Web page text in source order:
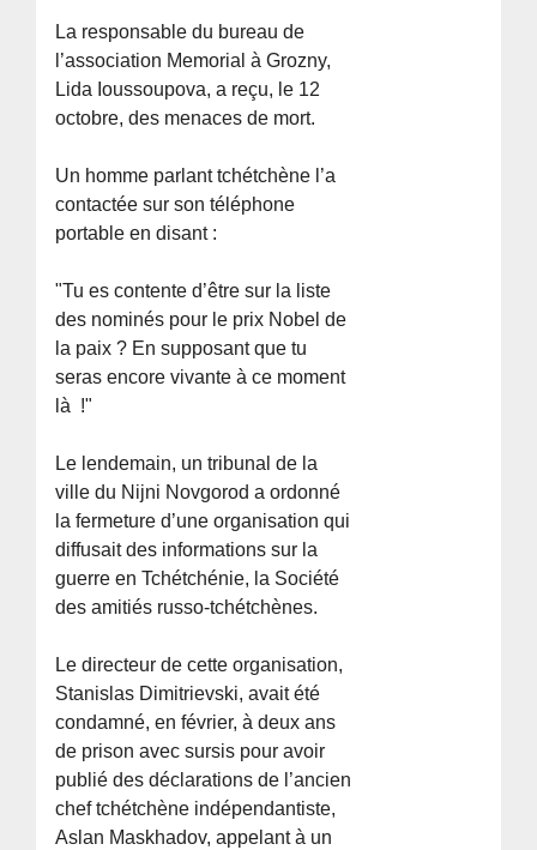
La responsable du bureau de
l’association Memorial à Grozny,
Lida Ioussoupova, a reçu, le 12
octobre, des menaces de mort.
Un homme parlant tchétchène l’a
contactée sur son téléphone
portable en disant :
"Tu es contente d’être sur la liste
des nominés pour le prix Nobel de
la paix ? En supposant que tu
seras encore vivante à ce moment
là !"
Le lendemain, un tribunal de la
ville du Nijni Novgorod a ordonné
la fermeture d’une organisation qui
diffusait des informations sur la
guerre en Tchétchénie, la Société
des amitiés russo-tchétchènes.
Le directeur de cette organisation,
Stanislas Dimitrievski, avait été
condamné, en février, à deux ans
de prison avec sursis pour avoir
publié des déclarations de l’ancien
chef tchétchène indépendantiste,
Aslan Maskhadov, appelant à un